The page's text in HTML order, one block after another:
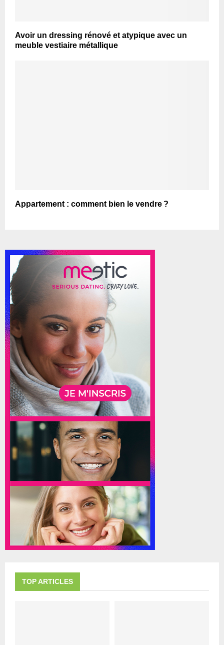
Avoir un dressing rénové et atypique avec un
meuble vestiaire métallique
Appartement : comment bien le vendre ?
TOP ARTICLES